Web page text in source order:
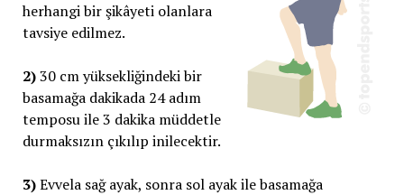
herhangi bir şikâyeti olanlara
tavsiye edilmez.
2)30 cm yüksekliğindeki bir
basamağa dakikada 24 adım
temposu ile 3 dakika müddetle
durmaksızın çıkılıp inilecektir.
3)Evvela sağ ayak, sonra sol ayak ile basamağa